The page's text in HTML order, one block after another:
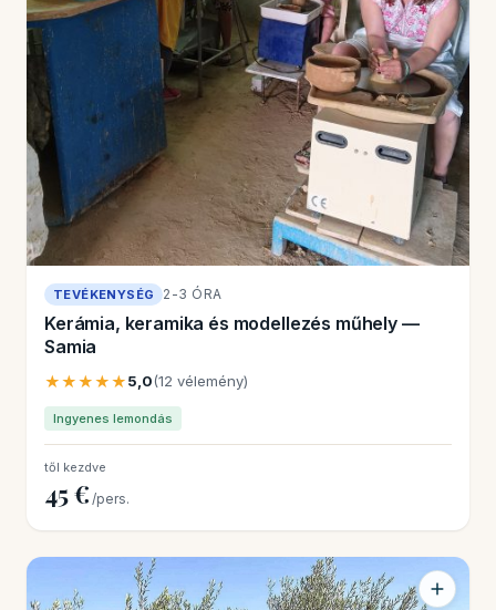
TEVÉKENYSÉG 2-3 ÓRA
Kerámia, keramika és modellezés műhely —
Samia
★★★★★5,0(12 vélemény)
Ingyenes lemondás
től kezdve
45 € /pers.